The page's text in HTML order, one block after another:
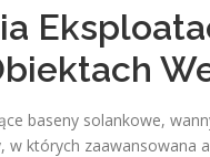
baseny solankowe,
w których